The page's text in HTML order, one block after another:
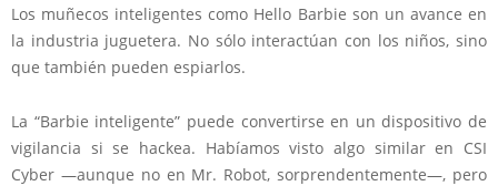
Los muñecos inteligentes como Hello Barbie son un avance en
la industria juguetera. No sólo interactúan con los niños, sino
que también pueden espiarlos.
La “Barbie inteligente” puede convertirse en un dispositivo de
vigilancia si se hackea. Habíamos visto algo similar en CSI
Cyber —aunque no en Mr. Robot, sorprendentemente—, pero